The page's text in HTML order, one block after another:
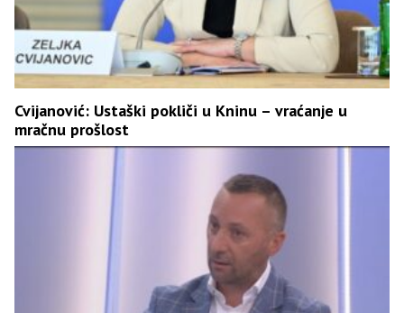
Cvijanović: Ustaški pokliči u Kninu – vraćanje u
mračnu prošlost